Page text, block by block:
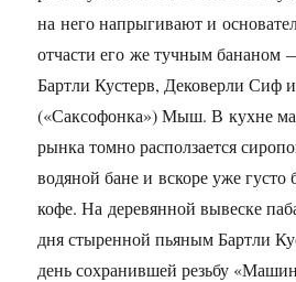
на него напрыгивают и
отчасти его же тучным бананом
Бартли Кустерв, Дековерли Сиф
(«Саксофонка») Мыш. В кухне
рынка томно расползается
водяной бане и вскоре уже густо
кофе. На деревянной вывеске
дня стыренной пьяным Бартли
день сохранившей резьбу